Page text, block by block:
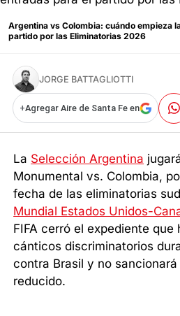
Argentina vs Colombia: cuándo empieza
partido por las Eliminatorias 2026
JORGE BATTAGLIOTTI
+Agregar Aire de Santa Fe en
La Selección Argentina
Monumental vs. Colombia,
fecha de las eliminatorias
Mundial Estados Unidos-
FIFA cerró el expediente que
cánticos discriminatorios
contra Brasil y no
reducido.